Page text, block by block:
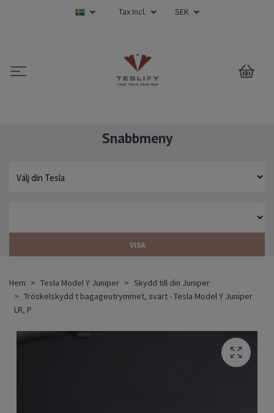
Tax Incl. SEK
0
Snabbmeny
VISA
Hem Tesla Model Y Juniper
Skydd till din Juniper
Tröskelskydd t bagageutrymmet, svart - Tesla Model Y Juniper
LR, P